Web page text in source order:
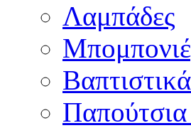
Λαμπάδες